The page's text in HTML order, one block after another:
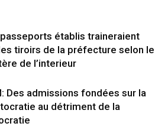
établis traineraient
tiroirs de la préfecture selon le
de l’interieur
Des admissions fondées sur la
au détriment de la